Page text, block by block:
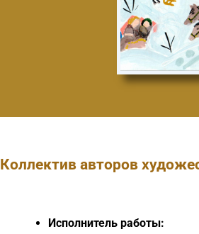
Коллектив авторов
Исполнитель работы: